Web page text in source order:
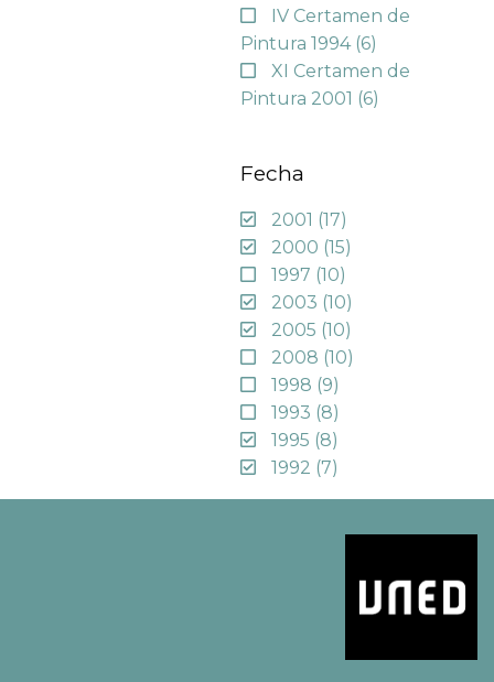
IV Certamen de
Pintura 1994 (6)
XI Certamen de
Pintura 2001 (6)
Fecha
2001 (17)
2000 (15)
1997 (10)
2003 (10)
2005 (10)
2008 (10)
1998 (9)
1993 (8)
1995 (8)
1992 (7)